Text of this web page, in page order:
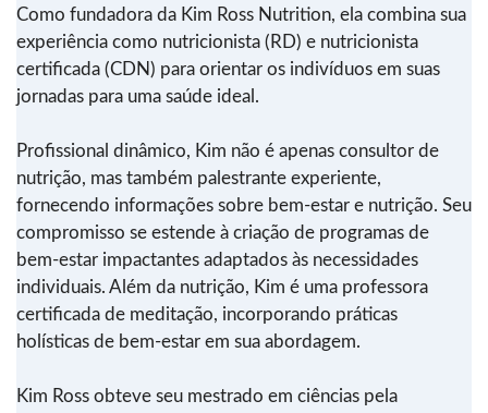
Como fundadora da Kim Ross Nutrition, ela combina sua
experiência como nutricionista (RD) e nutricionista
certificada (CDN) para orientar os indivíduos em suas
jornadas para uma saúde ideal.
Profissional dinâmico, Kim não é apenas consultor de
nutrição, mas também palestrante experiente,
fornecendo informações sobre bem-estar e nutrição. Seu
compromisso se estende à criação de programas de
bem-estar impactantes adaptados às necessidades
individuais. Além da nutrição, Kim é uma professora
certificada de meditação, incorporando práticas
holísticas de bem-estar em sua abordagem.
Kim Ross obteve seu mestrado em ciências pela